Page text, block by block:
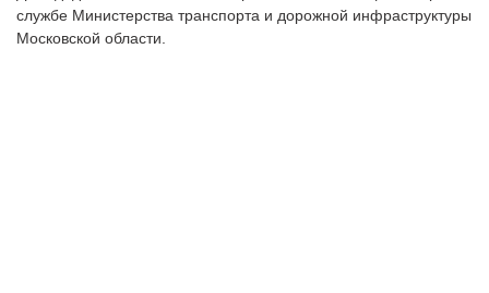
службе Министерства транспорта и дорожной инфраструктуры
Московской области.